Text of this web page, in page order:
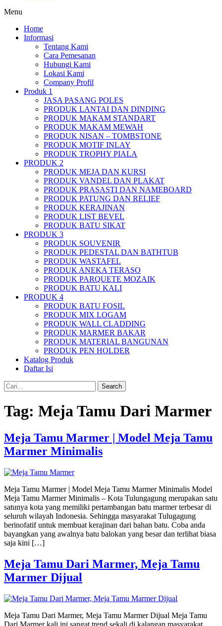
Menu
Home
Informasi
Tentang Kami
Cara Pemesanan
Hubungi Kami
Lokasi Kami
Company Profil
Produk 1
JASA PASANG POLES
PRODUK LANTAI DAN DINDING
PRODUK MAKAM STANDART
PRODUK MAKAM MEWAH
PRODUK NISAN – TOMBSTONE
PRODUK MOTIF INLAY
PRODUK TROPHY PIALA
PRODUK 2
PRODUK MEJA DAN KURSI
PRODUK VANDEL DAN PLAKAT
PRODUK PRASASTI DAN NAMEBOARD
PRODUK PATUNG DAN RELIEF
PRODUK KERAJINAN
PRODUK LIST BEVEL
PRODUK BATU SIKAT
PRODUK 3
PRODUK SOUVENIR
PRODUK PEDESTAL DAN BATHTUB
PRODUK WASTAFEL
PRODUK ANEKA TERASO
PRODUK PARQUETE MOZAIK
PRODUK BATU KALI
PRODUK 4
PRODUK BATU FOSIL
PRODUK MIX LOGAM
PRODUK WALL CLADDING
PRODUK MARMER BAKAR
PRODUK MATERIAL BANGUNAN
PRODUK PEN HOLDER
Katalog Produk
Daftar Isi
Search
Tag: Meja Tamu Dari Marmer
Meja Tamu Marmer | Model Meja Tamu
Marmer Minimalis
Meja Tamu Marmer | Model Meja Tamu Marmer Minimalis Model
Meja Tamu Marmer Minimalis – Kota Tulungagung merupakan satu
satunya kota yang memiliki pertambangan batu marmer terbesar di
seluruh wilayah Indonesia. Sehingga masyarakat Tulugagung
berinofatif untuk membuat kerajinan dari bahan batu. Coba anda
bayangkan yang awalnya batu balokan yang besar dan terlihat biasa
saja kini […]
Meja Tamu Dari Marmer, Meja Tamu
Marmer Dijual
Meja Tamu Dari Marmer, Meja Tamu Marmer Dijual Meja Tamu
Dari Marmer kali ini sangat trend sekali di kalangan masyarakat